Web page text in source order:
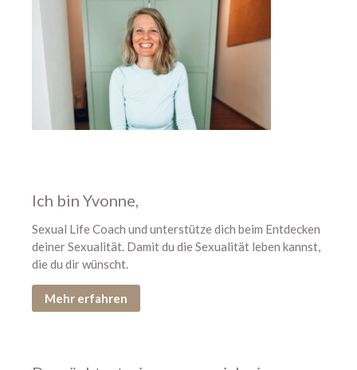
April 2025
März 2025
Februar 2025
Januar 2025
Dezember 2024
September 2024
Mai 2024
April 2024
Ich bin Yvonne,
Sexual Life Coach und unterstütze dich beim Entdecken
deiner Sexualität. Damit du die Sexualität leben kannst,
die du dir wünscht.
Mehr erfahren